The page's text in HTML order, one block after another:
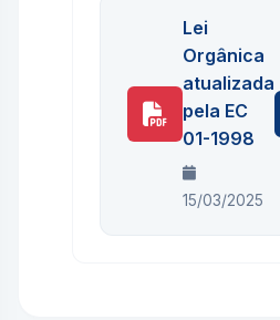
Lei
Orgânica
atualizada
pela EC
01-1998
15/03/2025